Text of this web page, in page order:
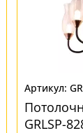
GRLSP-